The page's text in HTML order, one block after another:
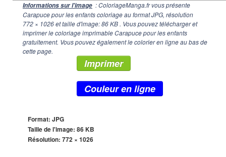
Informations sur l'image : ColoriageManga.fr vous présente
Carapuce pour les enfants coloriage au format JPG, résolution
772 × 1026et taille d'image: 86 KB . Vous pouvez télécharger et
imprimer le coloriage imprimable Carapuce pour les enfants
gratuitement. Vous pouvez également le colorier en ligne au bas de
cette page.
Imprimer
Couleur en ligne
Format: JPG
Taille de l'image: 86 KB
Résolution: 772 × 1026